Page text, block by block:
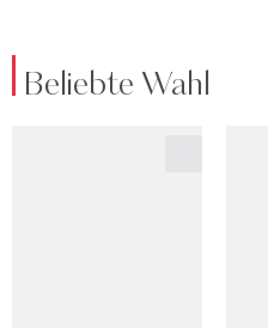
Beliebte Wahl